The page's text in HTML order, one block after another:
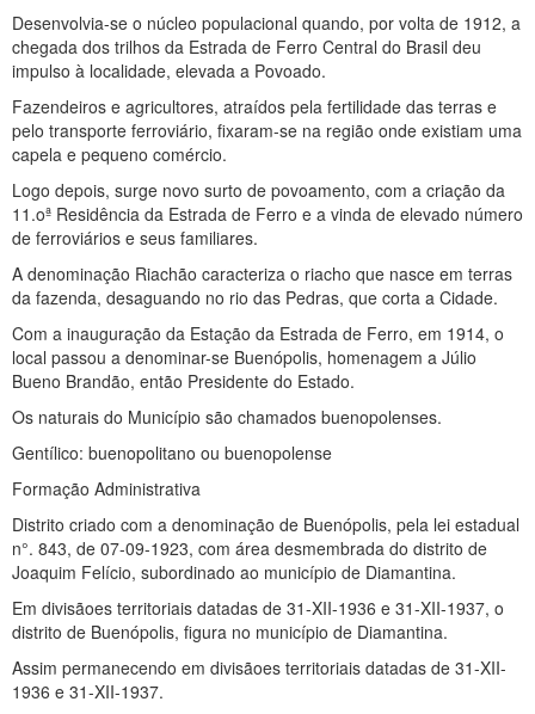
Desenvolvia-se o núcleo populacional quando, por volta de 1912, a
chegada dos trilhos da Estrada de Ferro Central do Brasil deu
impulso à localidade, elevada a Povoado.
Fazendeiros e agricultores, atraídos pela fertilidade das terras e
pelo transporte ferroviário, fixaram-se na região onde existiam uma
capela e pequeno comércio.
Logo depois, surge novo surto de povoamento, com a criação da
11.oª Residência da Estrada de Ferro e a vinda de elevado número
de ferroviários e seus familiares.
A denominação Riachão caracteriza o riacho que nasce em terras
da fazenda, desaguando no rio das Pedras, que corta a Cidade.
Com a inauguração da Estação da Estrada de Ferro, em 1914, o
local passou a denominar-se Buenópolis, homenagem a Júlio
Bueno Brandão, então Presidente do Estado.
Os naturais do Município são chamados buenopolenses.
Gentílico: buenopolitano ou buenopolense
Formação Administrativa
Distrito criado com a denominação de Buenópolis, pela lei estadual
n°. 843, de 07-09-1923, com área desmembrada do distrito de
Joaquim Felício, subordinado ao município de Diamantina.
Em divisãoes territoriais datadas de 31-XII-1936 e 31-XII-1937, o
distrito de Buenópolis, figura no município de Diamantina.
Assim permanecendo em divisãoes territoriais datadas de 31-XII-
1936 e 31-XII-1937.